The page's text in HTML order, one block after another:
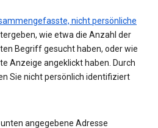
nicht persönliche
wie etwa die Anzahl der
Begriff gesucht haben, oder wie
Anzeige angeklickt haben. Durch
Sie nicht persönlich identifiziert
angegebene Adresse